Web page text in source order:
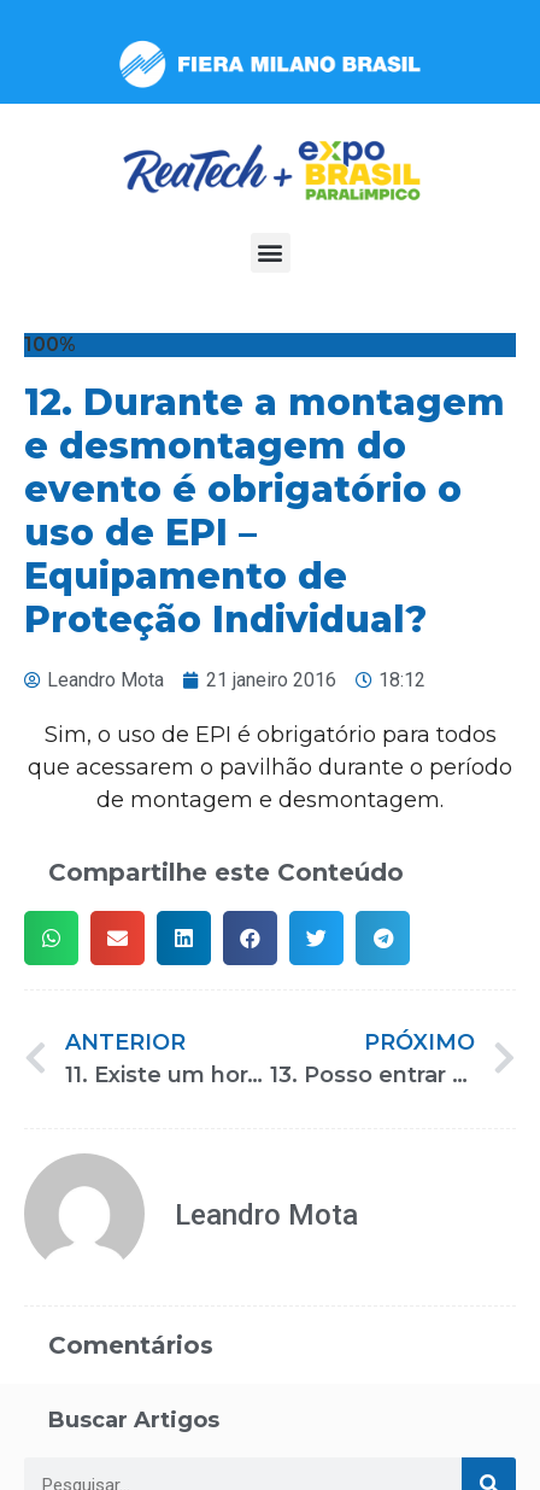
inclui
100%
12. Durante a montagem
e desmontagem do
evento é obrigatório o
uso de EPI –
Equipamento de
Proteção Individual?
Leandro Mota 21 janeiro 2016 18:12
Sim, o uso de EPI é obrigatório para todos
que acessarem o pavilhão durante o período
de montagem e desmontagem.
Compartilhe este Conteúdo
ANTERIOR
11. Existe um horário específico para abastecimento e manutenção durante a realização do evento?
PRÓXIMO
13. Posso entrar de bermuda e/ou chinelo durante a montagem e desmontagem?
Leandro Mota
Comentários
Buscar Artigos